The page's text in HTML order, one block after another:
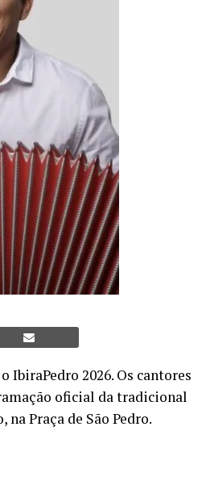
2026. Os cantores
oficial da tradicional
Praça de São Pedro.